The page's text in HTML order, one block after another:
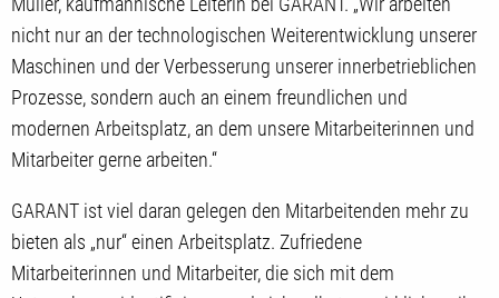
nicht nur an der technologischen Weiterentwicklung unserer
Maschinen und der Verbesserung unserer innerbetrieblichen
Prozesse, sondern auch an einem freundlichen und
modernen Arbeitsplatz, an dem unsere Mitarbeiterinnen und
Mitarbeiter gerne arbeiten.“
GARANT ist viel daran gelegen den Mitarbeitenden mehr zu
bieten als „nur“ einen Arbeitsplatz. Zufriedene
Mitarbeiterinnen und Mitarbeiter, die sich mit dem